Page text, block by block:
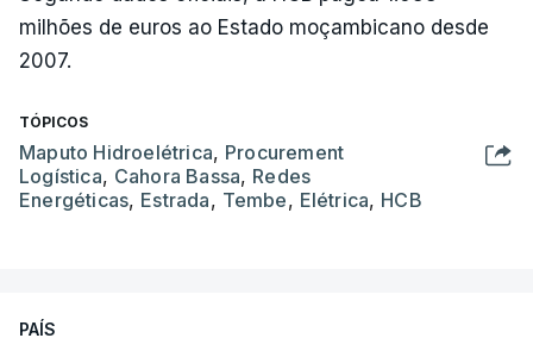
milhões de euros ao Estado moçambicano desde
2007.
TÓPICOS
Maputo Hidroelétrica, Procurement
Logística, Cahora Bassa, Redes
Energéticas, Estrada, Tembe, Elétrica, HCB
PAÍS